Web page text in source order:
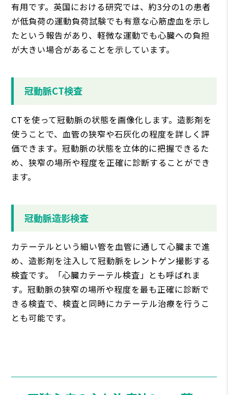
有用です。英国における研究では、約3分の1の患者
が低負荷の運動負荷試験でも有意な心筋虚血を示し
たという報告があり、軽微な運動でも心臓への負担
が大きい場合があることを示しています。
冠動脈CT検査
CTを使って冠動脈の状態を画像化します。造影剤を
使うことで、血管の狭窄や石灰化の程度を詳しく評
価できます。冠動脈の状態を立体的に把握できるた
め、狭窄の場所や程度を正確に診断することができ
ます。
冠動脈造影検査
カテーテルという細い管を血管に通して心臓まで進
め、造影剤を注入して冠動脈をレントゲン撮影する
検査です。「心臓カテーテル検査」とも呼ばれま
す。冠動脈の狭窄の場所や程度を最も正確に診断で
きる検査で、検査と同時にカテーテル治療を行うこ
とも可能です。